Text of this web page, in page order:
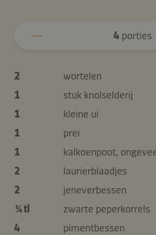
4porties
2
wortelen
1
stuk knolselderij
1
kleine ui
1
prei
1
kalkoenpoot,
2
laurierblaadjes
2
jeneverbessen
¼ tl
zwarte peperkorrels
4
pimentbessen